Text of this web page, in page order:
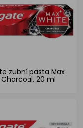
zubní pasta Max
20 ml